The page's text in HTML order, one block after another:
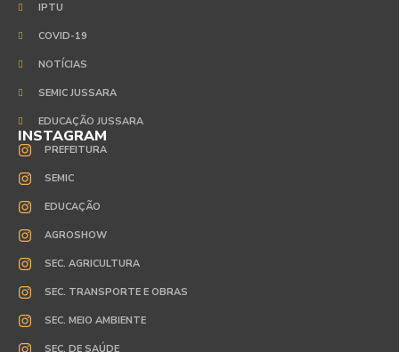
IPTU
COVID-19
NOTÍCIAS
SEMIC JUSSARA
EDUCAÇÃO JUSSARA
INSTAGRAM
PREFEITURA
SEMIC
EDUCAÇÃO
AGROSHOW
SEC. AGRICULTURA
SEC. TRANSPORTE E OBRAS
SEC. MEIO AMBIENTE
SEC. DE SAÚDE